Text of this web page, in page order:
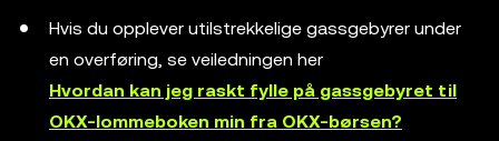
Hvis du opplever utilstrekkelige gassgebyrer under
en overføring, se veiledningen her
Hvordan kan jeg raskt fylle på gassgebyret til
OKX-lommeboken min fra OKX-børsen?